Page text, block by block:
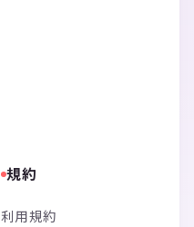
規約
利用規約